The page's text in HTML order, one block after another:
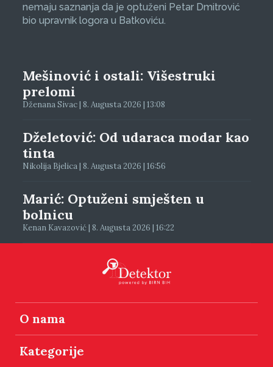
nemaju saznanja da je optuženi Petar Dmitrović
bio upravnik logora u Batkoviću.
Mešinović i ostali: Višestruki
prelomi
Dženana Sivac | 8. Augusta 2026 | 13:08
Dželetović: Od udaraca modar kao
tinta
Nikolija Bjelica | 8. Augusta 2026 | 16:56
Marić: Optuženi smješten u
bolnicu
Kenan Kavazović | 8. Augusta 2026 | 16:22
O nama
Kategorije